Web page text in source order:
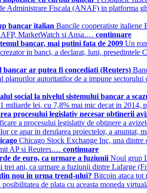
Administrare Fiscala (ANAF) in platforma
bancar italian Bancile cooperatiste italiene
MarketWatch si Ansa.… continuare
bancar, mai putini fata de 2009 Un
in banci, a declarat, luni,
ar putea fi concediati (Reuters)
autoritatilor de a impune
social la nivelul sistemului bancar a
miliarde lei, cu 7,8% mai mic decat in
procesului legislativ necesar obtinerii
a procesului legislativ de obtinere a
ce apar in derularea proiectelor, a anuntat,
Chicago Stock Exchange Inc, una
AP si Reuters.… continuare
de euro, ca urmare a fuziunii Noul grup
ani, ca urmare a fuziunii dintre Lafarge
nou in urma trend-ului? Bitcoin ataca tot
de plata cu aceasta moneda